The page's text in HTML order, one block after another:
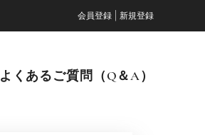
会員登録 新規登録
よくあるご質問（Q＆A）